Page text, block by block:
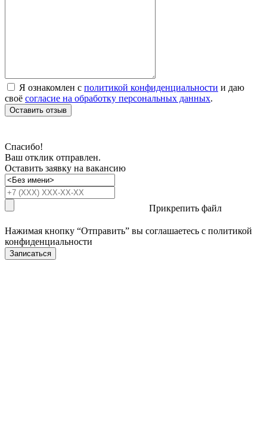
Я ознакомлен с политикой конфиденциальности и даю
своё согласие на обработку персональных данных.
Оставить отзыв
Спасибо!
Ваш отклик отправлен.
Оставить заявку на вакансию
Прикрепить файл
Нажимая кнопку “Отправить” вы соглашаетесь с политикой
конфиденциальности
Записаться